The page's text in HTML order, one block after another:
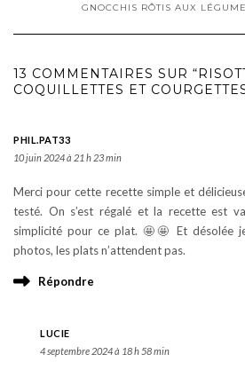
GNOCCHIS RÔTIS AUX
13 COMMENTAIRES SUR
COQUILLETTES ET
PHIL.PAT33
10 juin 2024 à 21 h 23 min
Merci pour cette recette simple et
testé. On s’est régalé et la recette est
simplicité pour ce plat. 🤩🤩 Et désolée
photos, les plats n’attendent pas.
Répondre
LUCIE
4 septembre 2024 à 18 h 58 min